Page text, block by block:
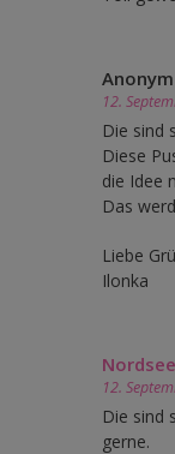
Anonym
12.
Die sind
Diese
die Idee
Das
Liebe
Ilonka
12.
Die sind
gerne.